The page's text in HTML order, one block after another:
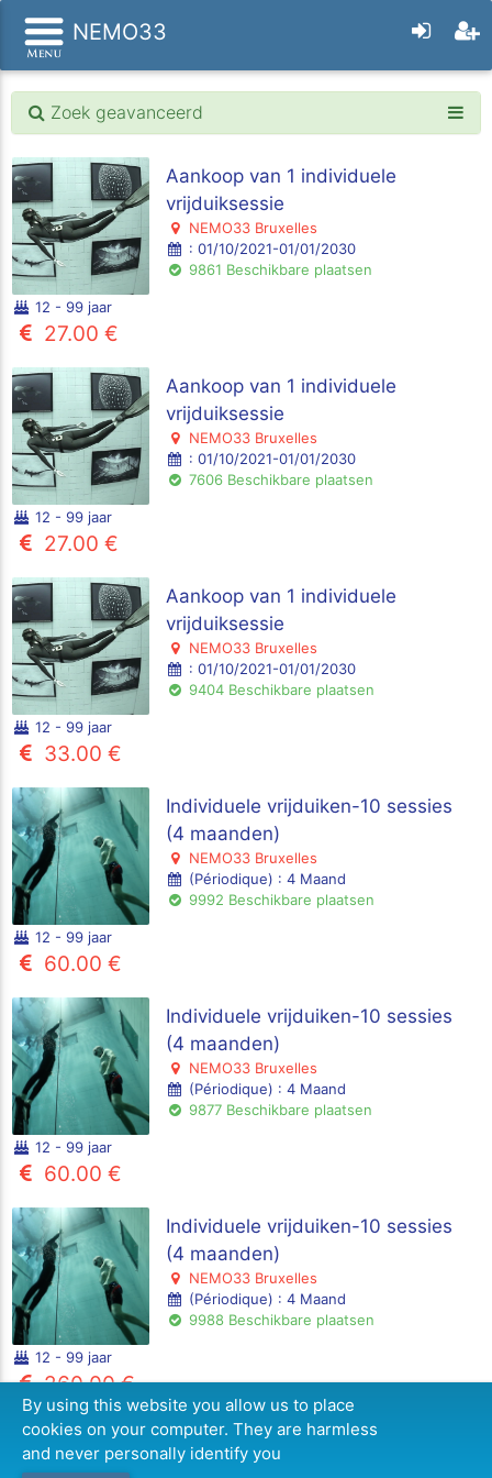
NEMO33
Zoek geavanceerd
Aankoop van 1 individuele
vrijduiksessie
NEMO33 Bruxelles
: 01/10/2021-01/01/2030
9861 Beschikbare plaatsen
12 - 99 jaar
27.00 €
Aankoop van 1 individuele
vrijduiksessie
NEMO33 Bruxelles
: 01/10/2021-01/01/2030
7606 Beschikbare plaatsen
12 - 99 jaar
27.00 €
Aankoop van 1 individuele
vrijduiksessie
NEMO33 Bruxelles
: 01/10/2021-01/01/2030
9404 Beschikbare plaatsen
12 - 99 jaar
33.00 €
Individuele vrijduiken-10 sessies
(4 maanden)
NEMO33 Bruxelles
(Périodique) : 4 Maand
9992 Beschikbare plaatsen
12 - 99 jaar
60.00 €
Individuele vrijduiken-10 sessies
(4 maanden)
NEMO33 Bruxelles
(Périodique) : 4 Maand
9877 Beschikbare plaatsen
12 - 99 jaar
60.00 €
Individuele vrijduiken-10 sessies
(4 maanden)
NEMO33 Bruxelles
(Périodique) : 4 Maand
9988 Beschikbare plaatsen
12 - 99 jaar
260.00 €
6 formule(s)
By using this website you allow us to place
cookies on your computer. They are harmless
and never personally identify you